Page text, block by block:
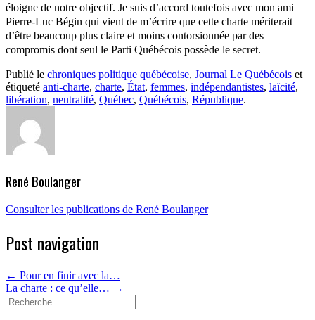
éloigne de notre objectif. Je suis d’accord toutefois avec mon ami
Pierre-Luc Bégin qui vient de m’écrire que cette charte mériterait
d’être beaucoup plus claire et moins contorsionnée par des
compromis dont seul le Parti Québécois possède le secret.
Publié le chroniques politique québécoise, Journal Le Québécois et
étiqueté anti-charte, charte, État, femmes, indépendantistes, laïcité,
libération, neutralité, Québec, Québécois, République.
René Boulanger
Consulter les publications de René Boulanger
Post navigation
← Pour en finir avec la…
La charte : ce qu’elle… →
Search
for: